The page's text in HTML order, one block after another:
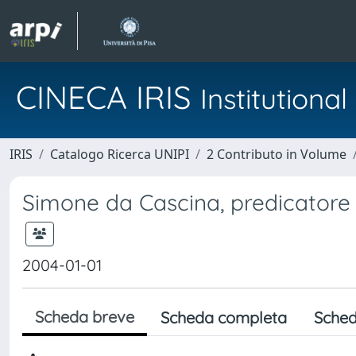
CINECA IRIS
IRIS Catalogo Ricerca UNIPI 2 Contributo in Volume
Simone da Cascina,
2004-01-01
Scheda breve Scheda completa